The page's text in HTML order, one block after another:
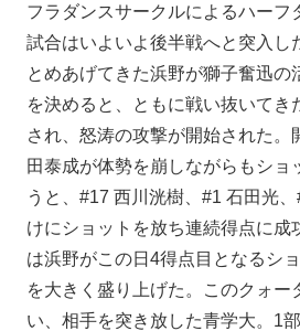
フラダンスサークルによるハーフ
試合はいよいよ後半戦へと突入し
とめあげてきた浜野が獅子奮迅の
を決めると、ともに戦い抜いてき
され、怒涛の攻撃が開始された。
田泰成が体勢を崩しながらもショ
うと、#17 西川洸樹、#1 石田光
けにショットを放ち連続得点に成
は浜野がこの日4得点目となるシ
を大きく盛り上げた。このクォー
い、相手を突き放した青学大。1